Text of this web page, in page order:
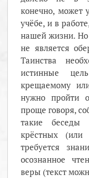
конечно, может
учёбе, и в
нашей жизни.
не является
Таинства
истинные
крещаемому
нужно пройти
проще говоря,
такие беседы
крёстных
требуется
осознанное
веры (текст